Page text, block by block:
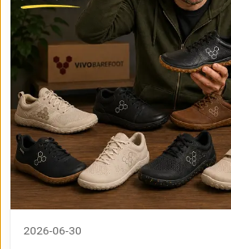
2026-06-30